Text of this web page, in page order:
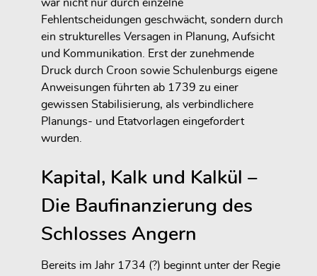
war nicht nur durch einzelne
Fehlentscheidungen geschwächt, sondern durch
ein strukturelles Versagen in Planung, Aufsicht
und Kommunikation. Erst der zunehmende
Druck durch Croon sowie Schulenburgs eigene
Anweisungen führten ab 1739 zu einer
gewissen Stabilisierung, als verbindlichere
Planungs- und Etatvorlagen eingefordert
wurden.
Kapital, Kalk und Kalkül –
Die Baufinanzierung des
Schlosses Angern
Bereits im Jahr 1734 (?) beginnt unter der Regie